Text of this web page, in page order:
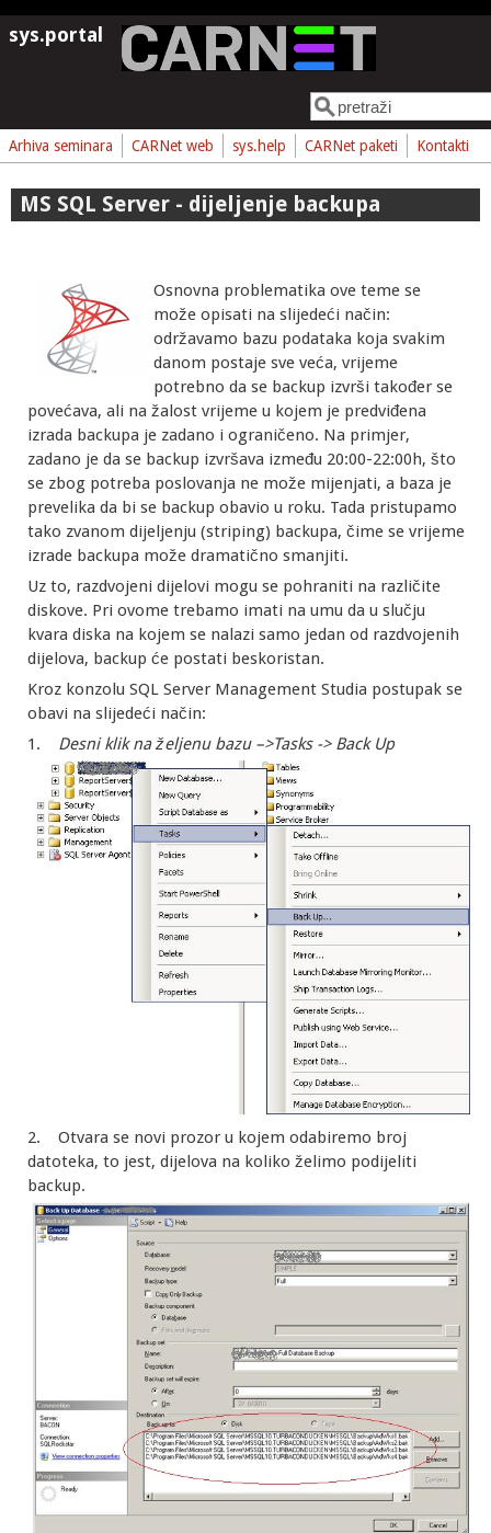
Skoči na glavni sadržaj
sys.portal
Obrazac pretrage
Pretraga
Arhiva seminara CARNet web sys.help CARNet paketi Kontakti
MS SQL Server - dijeljenje backupa
Osnovna problematika ove teme se
može opisati na slijedeći način:
održavamo bazu podataka koja svakim
danom postaje sve veća, vrijeme
potrebno da se backup izvrši također se
povećava, ali na žalost vrijeme u kojem je predviđena
izrada backupa je zadano i ograničeno. Na primjer,
zadano je da se backup izvršava između 20:00-22:00h, što
se zbog potreba poslovanja ne može mijenjati, a baza je
prevelika da bi se backup obavio u roku. Tada pristupamo
tako zvanom dijeljenju (striping) backupa, čime se vrijeme
izrade backupa može dramatično smanjiti.
Uz to, razdvojeni dijelovi mogu se pohraniti na različite
diskove. Pri ovome trebamo imati na umu da u slučju
kvara diska na kojem se nalazi samo jedan od razdvojenih
dijelova, backup će postati beskoristan.
Kroz konzolu SQL Server Management Studia postupak se
obavi na slijedeći način:
1. Desni klik na željenu bazu –>Tasks -> Back Up
2. Otvara se novi prozor u kojem odabiremo broj
datoteka, to jest, dijelova na koliko želimo podijeliti
backup.